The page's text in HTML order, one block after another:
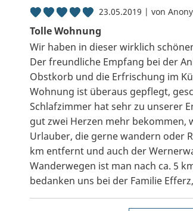
23.05.2019 | von
Tolle Wohnung
Wir haben in dieser wirklich
Der freundliche Empfang bei der
Obstkorb und die Erfrischung im
Wohnung ist überaus gepflegt,
Schlafzimmer hat sehr zu unserer
gut zwei Herzen mehr bekommen,
Urlauber, die gerne wandern oder
km entfernt und auch der
Wanderwegen ist man nach ca. 5
bedanken uns bei der Familie